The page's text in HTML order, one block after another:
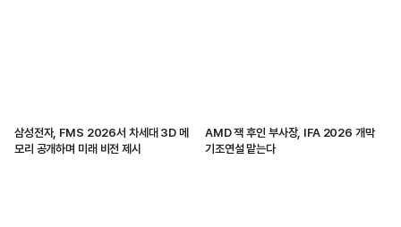
삼성전자, FMS 2026서 차세대 3D 메
모리 공개하며 미래 비전 제시
AMD 잭 후인 부사장, IFA 2026 개막
기조연설 맡는다